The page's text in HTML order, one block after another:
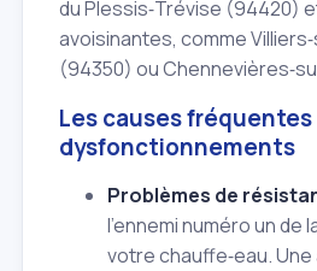
du Plessis‑Trévise (94420)
avoisinantes, comme
(94350) ou
Les causes
dysfonctionnements
Problèmes de
l'ennemi numéro un de
votre chauffe‑eau.